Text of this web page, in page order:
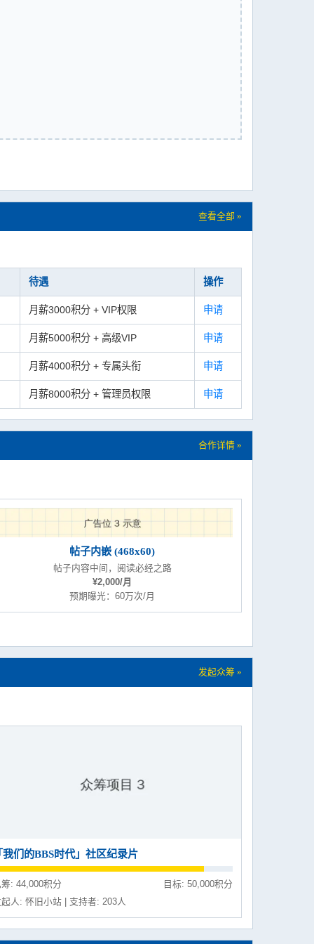
查看全部 »
待遇 操作
月薪3000积分 + VIP权限 申请
月薪5000积分 + 高级VIP 申请
月薪4000积分 + 专属头衔 申请
月薪8000积分 + 管理员权限 申请
合作详情 »
帖子内嵌 (468x60)
帖子内容中间，阅读必经之路
¥2,000/月
预期曝光：60万次/月
发起众筹 »
我们的BBS时代」社区纪录片
筹: 44,000积分
目标: 50,000积分
起人: 怀旧小站 | 支持者: 203人